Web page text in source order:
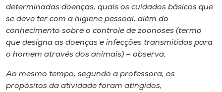
determinadas doenças, quais os cuidados básicos que
se deve ter com a higiene pessoal, além do
conhecimento sobre o controle de zoonoses (termo
que designa as doenças e infecções transmitidas para
o homem através dos animais) – observa.
Ao mesmo tempo, segundo a professora, os
propósitos da atividade foram atingidos,